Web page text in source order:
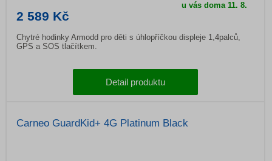
2 589 Kč
u vás doma11. 8.
Chytré hodinky Armodd pro děti s úhlopříčkou displeje 1,4palců,
GPS a SOS tlačítkem.
Detail produktu
Carneo GuardKid+ 4G Platinum Black